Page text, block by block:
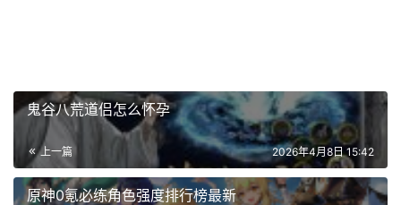
鬼谷八荒道侣怎么怀孕
上一篇 2026年4月8日 15:42
原神0氪必练角色强度排行榜最新